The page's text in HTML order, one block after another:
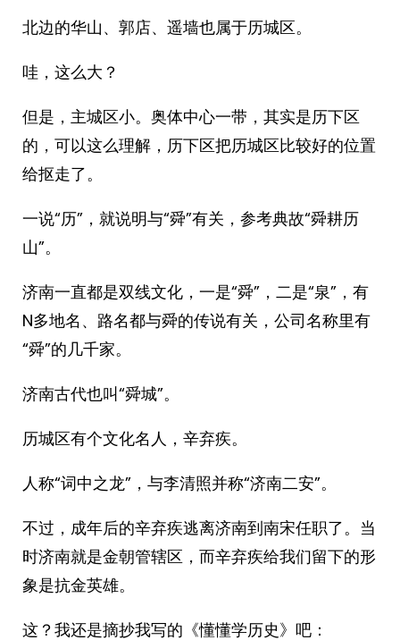
北边的华山、郭店、遥墙也属于历城区。
哇，这么大？
但是，主城区小。奥体中心一带，其实是历下区
的，可以这么理解，历下区把历城区比较好的位置
给抠走了。
一说“历”，就说明与“舜”有关，参考典故“舜耕历
山”。
济南一直都是双线文化，一是“舜”，二是“泉”，有
N多地名、路名都与舜的传说有关，公司名称里有
“舜”的几千家。
济南古代也叫“舜城”。
历城区有个文化名人，辛弃疾。
人称“词中之龙”，与李清照并称“济南二安”。
不过，成年后的辛弃疾逃离济南到南宋任职了。当
时济南就是金朝管辖区，而辛弃疾给我们留下的形
象是抗金英雄。
这？我还是摘抄我写的《懂懂学历史》吧：